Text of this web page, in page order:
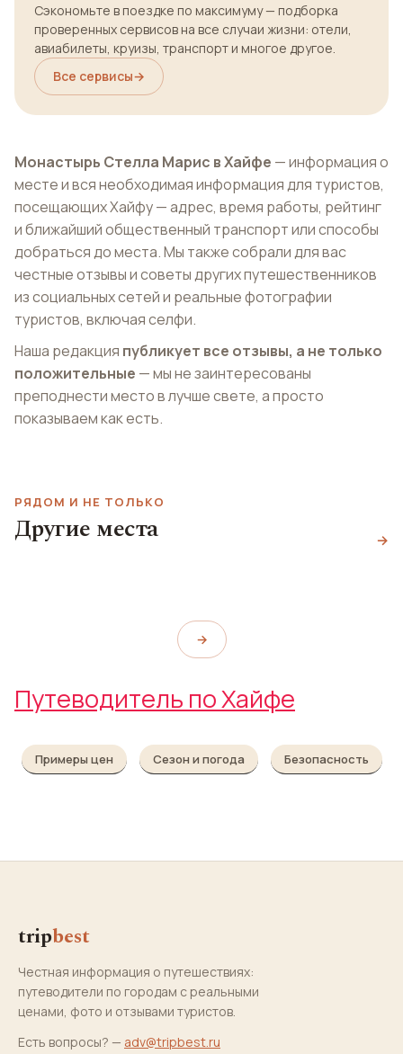
Сэкономьте в поездке по максимуму — подборка
проверенных сервисов на все случаи жизни: отели,
авиабилеты, круизы, транспорт и многое другое.
Все сервисы→
Монастырь Стелла Марис в Хайфе — информация о
месте и вся необходимая информация для туристов,
посещающих Хайфу — адрес, время работы, рейтинг
и ближайший общественный транспорт или способы
добраться до места. Мы также собрали для вас
честные отзывы и советы других путешественников
из социальных сетей и реальные фотографии
туристов, включая селфи.
Наша редакция публикует все отзывы, а не только
положительные — мы не заинтересованы
преподнести место в лучше свете, а просто
показываем как есть.
РЯДОМ И НЕ ТОЛЬКО
Другие места →
Кирьят-Хаим
→
Путеводитель по Хайфе
Примеры цен Сезон и погода Безопасность
tripbest
Честная информация о путешествиях:
путеводители по городам с реальными
ценами, фото и отзывами туристов.
Есть вопросы? — adv@tripbest.ru